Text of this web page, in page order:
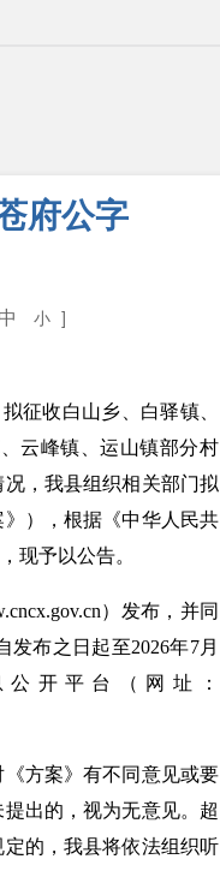
府公字
中 小 ]
征收白山乡、白驿镇、
云峰镇、运山镇部分村
，我县组织相关部门拟
），根据《中华人民共
现予以公告。
）发布，并同
布之日起至2026年7月
开平台（网址：
方案》有不同意见或要
出的，视为无意见。超
的，我县将依法组织听